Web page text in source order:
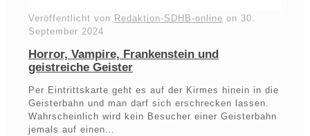
Veröffentlicht von Redaktion-SDHB-online on 30.
September 2024
Horror, Vampire, Frankenstein und
geistreiche Geister
Per Eintrittskarte geht es auf der Kirmes hinein in die
Geisterbahn und man darf sich erschrecken lassen.
Wahrscheinlich wird kein Besucher einer Geisterbahn
jemals auf einen…